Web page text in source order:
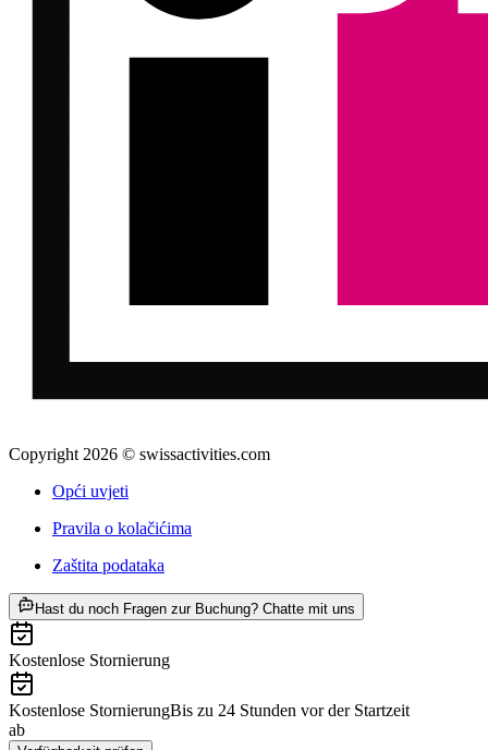
Copyright 2026 © swissactivities.com
Opći uvjeti
Pravila o kolačićima
Zaštita podataka
Hast du noch Fragen zur Buchung? Chatte mit uns
Kostenlose Stornierung
Kostenlose StornierungBis zu 24 Stunden vor der Startzeit
ab